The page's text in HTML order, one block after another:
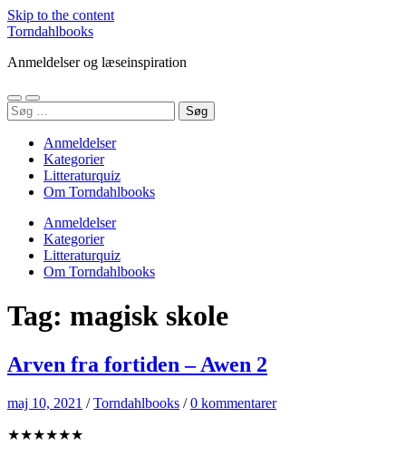
Skip to the content
Torndahlbooks
Anmeldelser og læseinspiration
Toggle
mobile
Toggle
search
Søg
efter:
Anmeldelser
Kategorier
Litteraturquiz
Om Torndahlbooks
Anmeldelser
Kategorier
Litteraturquiz
Om Torndahlbooks
Tag: magisk skole
Arven fra fortiden – Awen 2
maj 10, 2021 /Torndahlbooks /0 kommentarer
★★★★★★